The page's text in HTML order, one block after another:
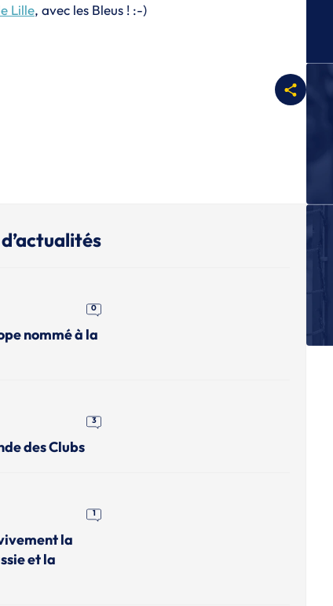
Lille, avec les Bleus ! :-)
0
nommé à la
3
des Clubs
1
la
et la
3